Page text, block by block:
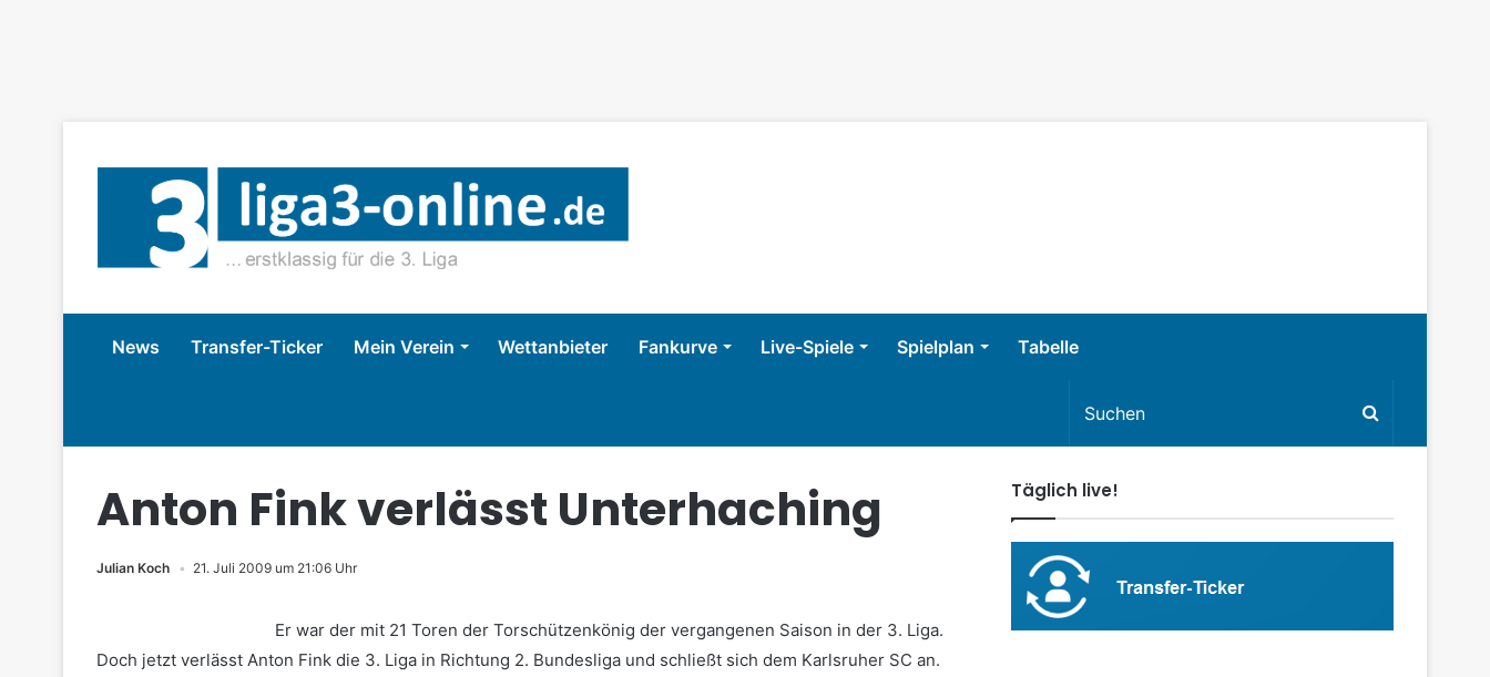
News Transfer-Ticker Mein Verein Wettanbieter Fankurve Live-Spiele Spielplan Tabelle
Anton Fink verlässt Unterhaching
Julian Koch 21. Juli 2009 um 21:06 Uhr
Er war der mit 21 Toren der Torschützenkönig der vergangenen Saison in der 3. Liga.
Doch jetzt verlässt Anton Fink die 3. Liga in Richtung 2. Bundesliga und schließt sich dem Karlsruher SC an.
Täglich live!